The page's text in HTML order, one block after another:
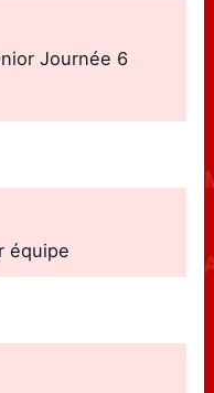
Journée 6
équipe